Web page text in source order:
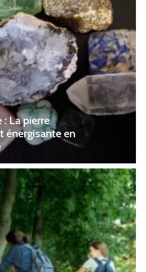
: La pierre
énergisante en